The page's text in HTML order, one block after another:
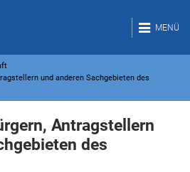
MENÜ
und anderen Sachgebieten des
Antragstellern
des